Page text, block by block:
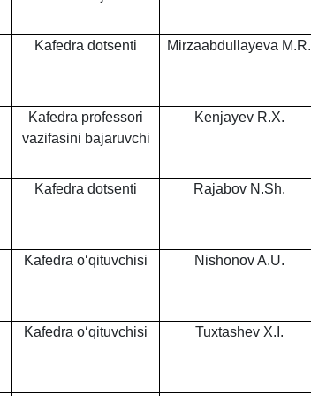
Kafedra dotsenti Mirzaabdullayeva M.R.
Kafedra professori
vazifasini bajaruvchi
Kenjayev R.X.
Kafedra dotsenti Rajabov N.Sh.
Kafedra o‘qituvchisi Nishonov A.U.
Kafedra o‘qituvchisi Tuxtashev X.I.